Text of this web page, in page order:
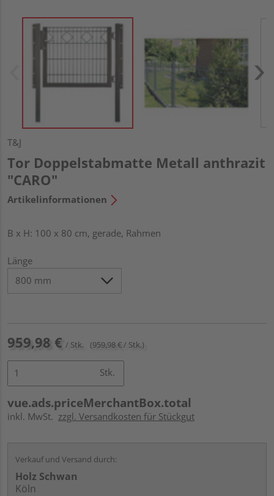
T&J
Tor Doppelstabmatte Metall anthrazit
"CARO"
Artikelinformationen
B x H: 100 x 80 cm, gerade, Rahmen
Länge
959,98 € / Stk. (959,98 € / Stk.)
Stk.
vue.ads.priceMerchantBox.total
inkl. MwSt. zzgl. Versandkosten für Stückgut
Verkauf und Versand durch:
Holz Schwan
Köln